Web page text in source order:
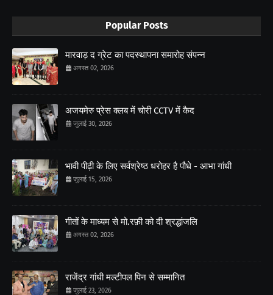
Popular Posts
मारवाड़ द ग्रेट का पदस्थापना समारोह संपन्न
अगस्त 02, 2026
अजयमेरु प्रेस क्लब में चोरी CCTV में कैद
जुलाई 30, 2026
भावी पीढ़ी के लिए सर्वश्रेष्ठ धरोहर है पौधे - आभा गांधी
जुलाई 15, 2026
गीतों के माध्यम से मो.रफ़ी को दी श्रद्धांजलि
अगस्त 02, 2026
राजेंद्र गांधी मल्टीपल पिन से सम्मानित
जुलाई 23, 2026